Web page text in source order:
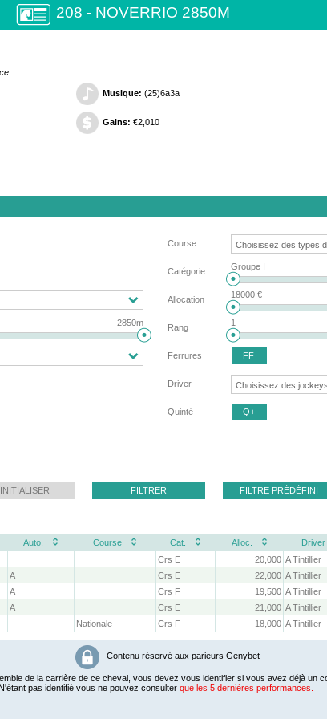
208 - NOVERRIO 2850M
Musique: (25)6a3a
Gains: €2,010
2850m
Course
Catégorie Groupe I
Allocation 18000 €
Rang 1
Ferrures FF
Driver
Quinté Q+
FILTRER FILTRE PRÉDÉFINI
Auto. Course Cat. Alloc. Driver
Crs E 20,000 A Tintillier
A Crs E 22,000 A Tintillier
A Crs F 19,500 A Tintillier
A Crs E 21,000 A Tintillier
Nationale Crs F 18,000 A Tintillier
Contenu réservé aux parieurs Genybet
de la carrière de ce cheval, vous devez vous identifier si vous avez déjà un
N'étant pas identifié vous ne pouvez consulter que les 5 dernières performances.